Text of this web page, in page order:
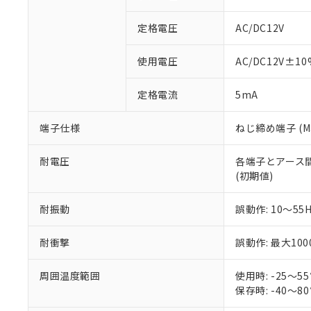
定格電圧 AC/DC12V
使用電圧 AC/
定格電流 5mA
端子仕様 ねじ締め端子
耐電圧
各端子とアー
(初期値)
耐振動 誤動作: 10～
耐衝撃 誤動作: 最大
周囲温度範囲
使用時: -25～
保存時: -40～
ご利用条件
以下の条件をお
本サービス
当社制御機
在庫状況お
い。
正式な納期
当社販売員
オムロン制御
在庫状況お
す。
マイパーツ
お客様が当
が、当社の
非該当品：ライ
仕入先様の事情に
があります。
*EU RoHS指令（10物質
六価クロム(Cr(Ⅵ))
フタル酸ビス(2-エチ
ル（DBP） 1000ppm
但し、RoHS指令で産
フタル酸エステル類の
※2 対応予定月
部品在庫の切り替
※3 非含有証明
※1 中国
「×」：最大均質
「－」：未確認
*中国RoHS10物質の基
Pb(鉛) :1000ppm、
DBP(フタル酸ジブチ
DEHP(フタル酸ビス(2-
※2 環境保護使
「ｅ」：有害物
「10」：通常の使
味します。
「－」：未確認
当社は、こ
う）を輸出
などの必要な
当社は規制
当社は貴社
置等に一切使
当社は、貴
また当社は
たしません。
記
号
説明
○ 一定数
△ 一定数
－
在庫な
機器販
空
白
受注生